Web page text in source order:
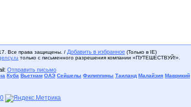
Все права защищены. / Добавить в избранное (Только в IE)
только с письменного разрешения компании «ПУТЕШЕСТВУЙ!».
Отправить письмо
Куба Вьетнам ОАЭ Сейшелы Филиппины Таиланд Малайзия Маврикий